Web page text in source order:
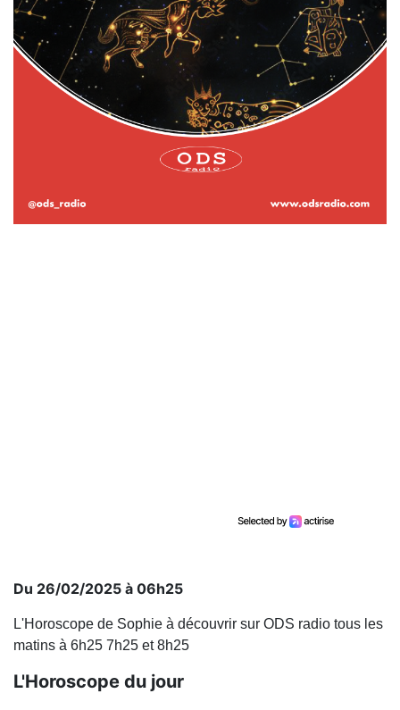
Du 26/02/2025 à 06h25
L'Horoscope de Sophie à découvrir sur ODS radio tous les
matins à 6h25 7h25 et 8h25
L'Horoscope du jour